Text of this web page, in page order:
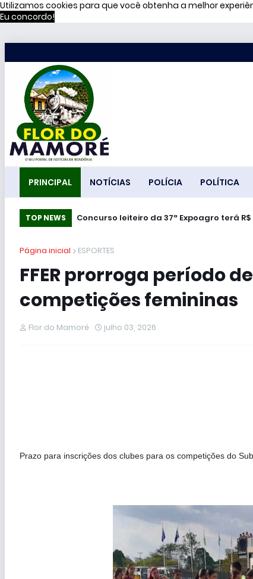
Utilizamos cookies para que você obtenha a melhor
Eu concordo!
PRINCIPAL NOTÍCIAS POLÍCIA POLÍTICA
TOP NEWS Concurso leiteiro da 37ª Expoagro terá
“Nem apaga o motor”: a orientação de
Página inicial ESPORTES
FFER prorroga período
competições femininas
Flor do Mamoré julho 03, 2026
Prazo para inscrições dos clubes para os competições do